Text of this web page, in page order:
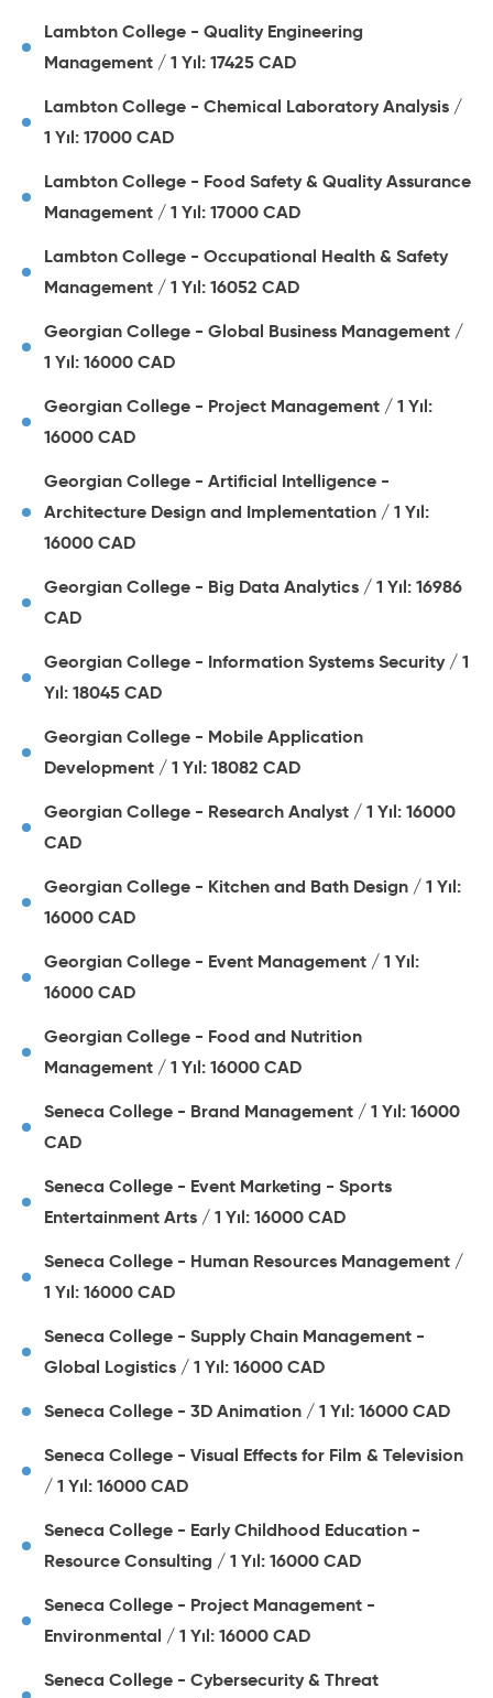
Lambton College - Quality Engineering
Management / 1 Yıl: 17425 CAD
Lambton College - Chemical Laboratory Analysis /
1 Yıl: 17000 CAD
Lambton College - Food Safety & Quality Assurance
Management / 1 Yıl: 17000 CAD
Lambton College - Occupational Health & Safety
Management / 1 Yıl: 16052 CAD
Georgian College - Global Business Management /
1 Yıl: 16000 CAD
Georgian College - Project Management / 1 Yıl:
16000 CAD
Georgian College - Artificial Intelligence -
Architecture Design and Implementation / 1 Yıl:
16000 CAD
Georgian College - Big Data Analytics / 1 Yıl: 16986
CAD
Georgian College - Information Systems Security / 1
Yıl: 18045 CAD
Georgian College - Mobile Application
Development / 1 Yıl: 18082 CAD
Georgian College - Research Analyst / 1 Yıl: 16000
CAD
Georgian College - Kitchen and Bath Design / 1 Yıl:
16000 CAD
Georgian College - Event Management / 1 Yıl:
16000 CAD
Georgian College - Food and Nutrition
Management / 1 Yıl: 16000 CAD
Seneca College - Brand Management / 1 Yıl: 16000
CAD
Seneca College - Event Marketing - Sports
Entertainment Arts / 1 Yıl: 16000 CAD
Seneca College - Human Resources Management /
1 Yıl: 16000 CAD
Seneca College - Supply Chain Management -
Global Logistics / 1 Yıl: 16000 CAD
Seneca College - 3D Animation / 1 Yıl: 16000 CAD
Seneca College - Visual Effects for Film & Television
/ 1 Yıl: 16000 CAD
Seneca College - Early Childhood Education -
Resource Consulting / 1 Yıl: 16000 CAD
Seneca College - Project Management -
Environmental / 1 Yıl: 16000 CAD
Seneca College - Cybersecurity & Threat